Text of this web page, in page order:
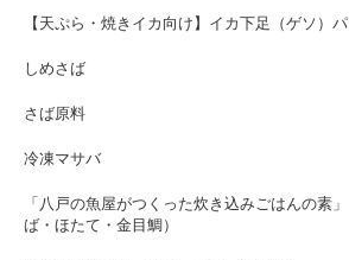
【天ぷら・焼きイカ向け】イカ下足（ゲソ）
しめさば
さば原料
冷凍マサバ
「八戸の魚屋がつくった炊き込みごはんの素
ば・ほたて・金目鯛）